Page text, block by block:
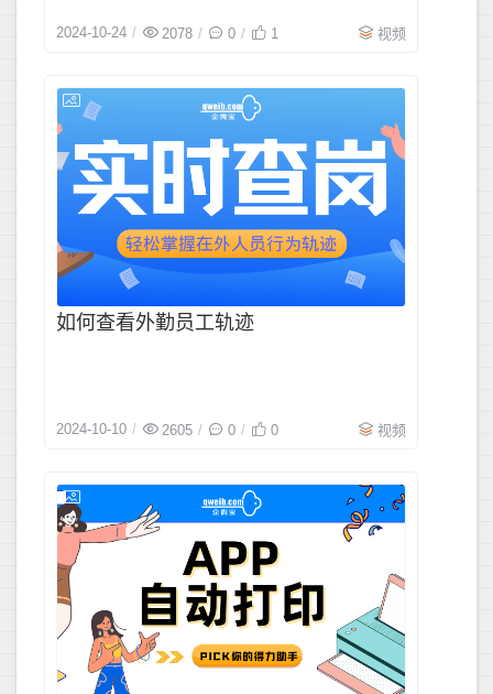
2024-10-24 2078 0 1 视频
如何查看外勤员工轨迹
2024-10-10 2605 0 0 视频